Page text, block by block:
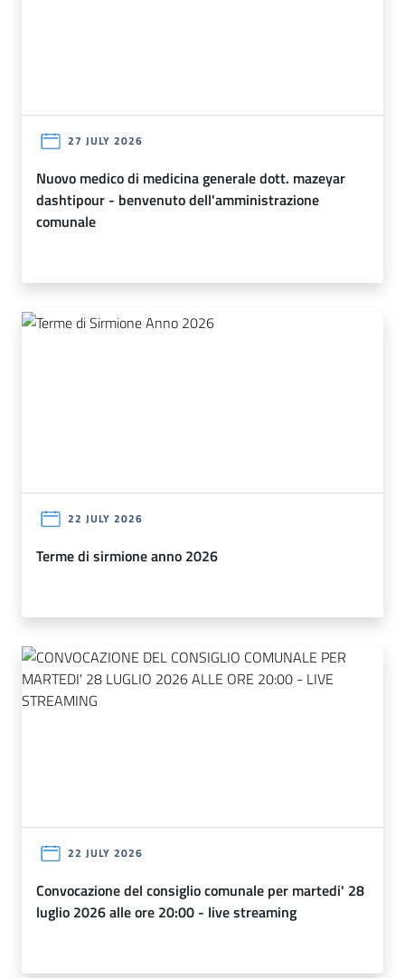
27 JULY 2026
nuovo medico di medicina generale dott. mazeyar
dashtipour - benvenuto dell'amministrazione
comunale
22 JULY 2026
terme di sirmione anno 2026
22 JULY 2026
convocazione del consiglio comunale per martedi' 28
luglio 2026 alle ore 20:00 - live streaming